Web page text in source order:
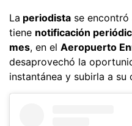
La periodista se encontró
tiene notificación
mes, en el Aeropuerto
desaprovechó la
instantánea y subirla a su